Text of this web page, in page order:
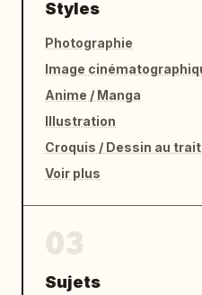
Styles
Photographie
Anime / Manga
Illustration
Croquis / Dessin au trait
Voir plus
Sujets